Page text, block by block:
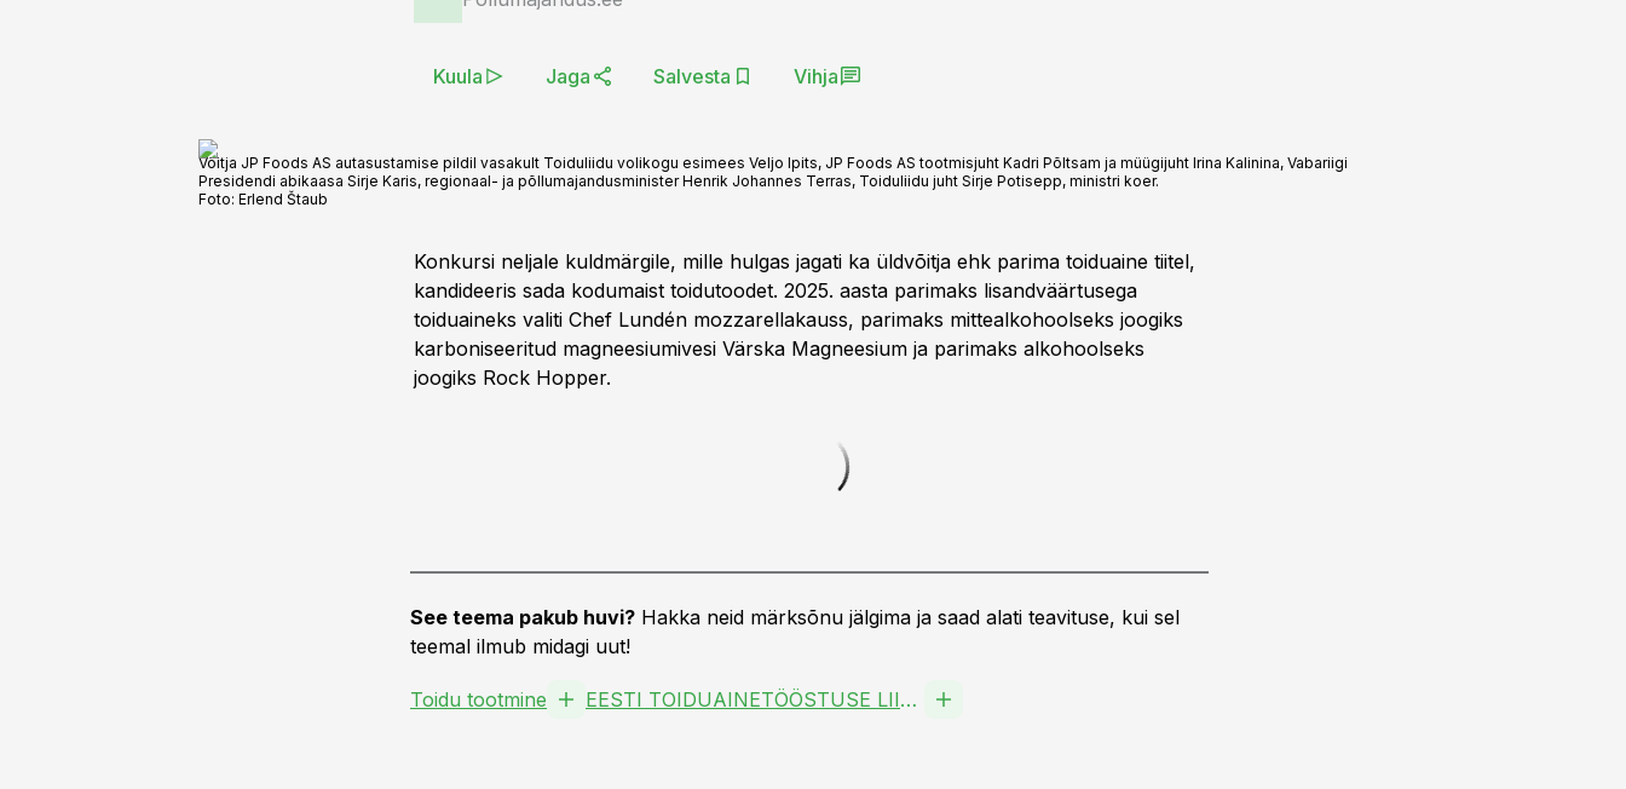
Kuula Jaga Salvesta Vihja
Võitja JP Foods AS autasustamise pildil vasakult Toiduliidu volikogu esimees Veljo Ipits, JP Foods AS tootmisjuht Kadri Põltsam ja müügijuht Irina Kalinina, Vabariigi
Presidendi abikaasa Sirje Karis, regionaal- ja põllumajandusminister Henrik Johannes Terras, Toiduliidu juht Sirje Potisepp, ministri koer.
Foto: Erlend Štaub
Konkursi neljale kuldmärgile, mille hulgas jagati ka üldvõitja ehk parima toiduaine tiitel,
kandideeris sada kodumaist toidutoodet. 2025. aasta parimaks lisandväärtusega
toiduaineks valiti Chef Lundén mozzarellakauss, parimaks mittealkohoolseks joogiks
karboniseeritud magneesiumivesi Värska Magneesium ja parimaks alkohoolseks
joogiks Rock Hopper.
See teema pakub huvi? Hakka neid märksõnu jälgima ja saad alati teavituse, kui sel
teemal ilmub midagi uut!
Toidu tootmine EESTI TOIDUAINETÖÖSTUSE LIIT MTÜ